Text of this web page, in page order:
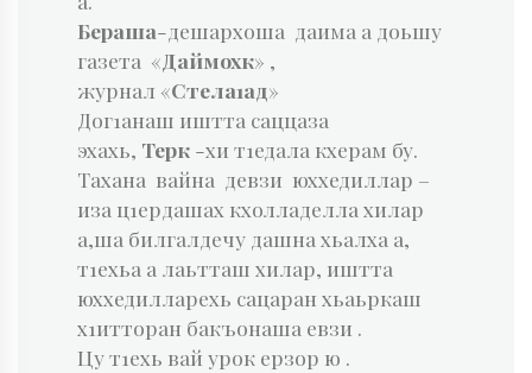
Бераша-дешархоша даима а доьшу
газета «Даймохк» ,
журнал «Стела1ад»
Дог1анаш иштта саццаза
эхахь, Терк -хи т1едала кхерам бу.
Тахана вайна девзи юххедиллар –
иза ц1ердашах кхолладелла хилар
а,ша билгалдечу дашна хьалха а,
т1ехьа а лаьтташ хилар, иштта
юххедилларехь сацаран хьаьркаш
х1итторан бакъонаша евзи .
Цу т1ехь вай урок ерзор ю .